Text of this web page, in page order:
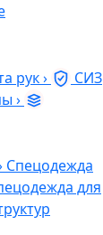
рук›
СИЗ
›
Спецодежда
для